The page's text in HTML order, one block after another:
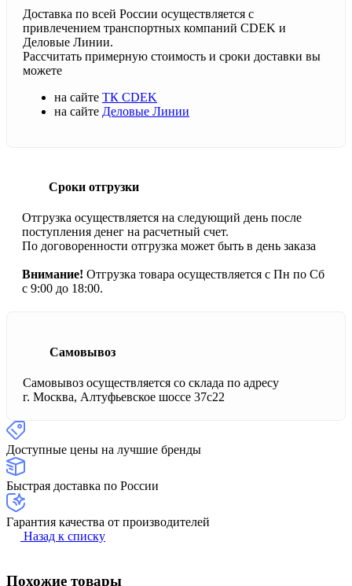
Доставка по всей России осуществляется с
привлечением транспортных компаний CDEK и
Деловые Линии.
Рассчитать примерную стоимость и сроки доставки вы
можете
на сайте ТК CDEK
на сайте Деловые Линии
Сроки отгрузки
Отгрузка осуществляется на следующий день после
поступления денег на расчетный счет.
По договоренности отгрузка может быть в день заказа
Внимание! Отгрузка товара осуществляется с Пн по Сб
с 9:00 до 18:00.
Самовывоз
Самовывоз осуществляется со склада по адресу
г. Москва, Алтуфьевское шоссе 37с22
Доступные цены на лучшие бренды
Быстрая доставка по России
Гарантия качества от производителей
Назад к списку
Похожие товары